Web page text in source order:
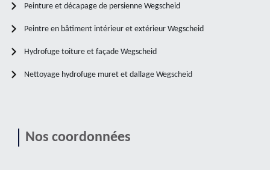
Peinture et décapage de persienne Wegscheid
Peintre en bâtiment intérieur et extérieur Wegscheid
Hydrofuge toiture et façade Wegscheid
Nettoyage hydrofuge muret et dallage Wegscheid
Nos coordonnées